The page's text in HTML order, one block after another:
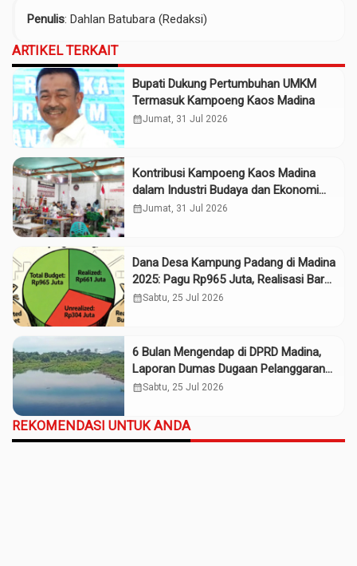
Penulis: Dahlan Batubara (Redaksi)
ARTIKEL TERKAIT
Bupati Dukung Pertumbuhan UMKM
Termasuk Kampoeng Kaos Madina
calendar_monthJumat, 31 Jul 2026
Kontribusi Kampoeng Kaos Madina
dalam Industri Budaya dan Ekonomi
Daerah
calendar_monthJumat, 31 Jul 2026
Dana Desa Kampung Padang di Madina
2025: Pagu Rp965 Juta, Realisasi Baru
Rp661 Juta
calendar_monthSabtu, 25 Jul 2026
6 Bulan Mengendap di DPRD Madina,
Laporan Dumas Dugaan Pelanggaran
PT Rendi Tak Digubris
calendar_monthSabtu, 25 Jul 2026
REKOMENDASI UNTUK ANDA